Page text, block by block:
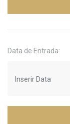
Data de Entrada: